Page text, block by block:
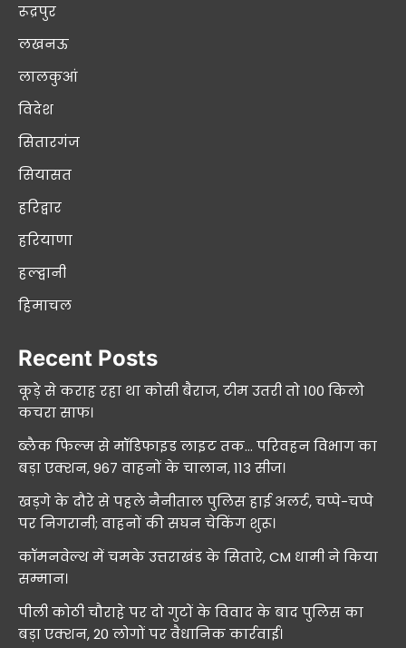
रूद्रपुर
लखनऊ
लालकुआं
विदेश
सितारगंज
सियासत
हरिद्वार
हरियाणा
हल्द्वानी
हिमाचल
Recent Posts
कूड़े से कराह रहा था कोसी बैराज, टीम उतरी तो 100 किलो
कचरा साफ।
ब्लैक फिल्म से मॉडिफाइड लाइट तक… परिवहन विभाग का
बड़ा एक्शन, 967 वाहनों के चालान, 113 सीज।
खड़गे के दौरे से पहले नैनीताल पुलिस हाई अलर्ट, चप्पे-चप्पे
पर निगरानी; वाहनों की सघन चेकिंग शुरू।
कॉमनवेल्थ में चमके उत्तराखंड के सितारे, CM धामी ने किया
सम्मान।
पीली कोठी चौराहे पर दो गुटों के विवाद के बाद पुलिस का
बड़ा एक्शन, 20 लोगों पर वैधानिक कार्रवाई।